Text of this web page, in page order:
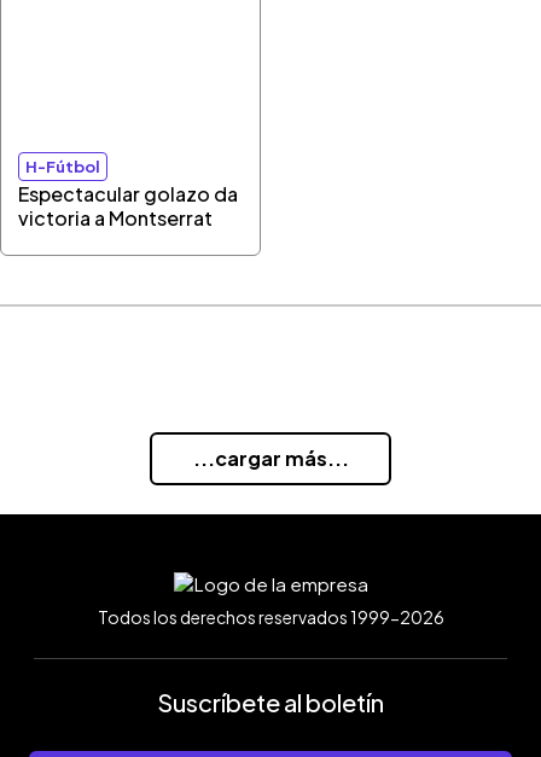
H-Fútbol
Espectacular golazo da
victoria a Montserrat
...cargar más...
Todos los derechos reservados 1999-2026
Suscríbete al boletín